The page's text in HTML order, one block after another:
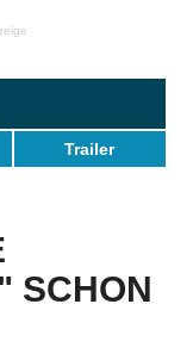
Trailer
SCHON